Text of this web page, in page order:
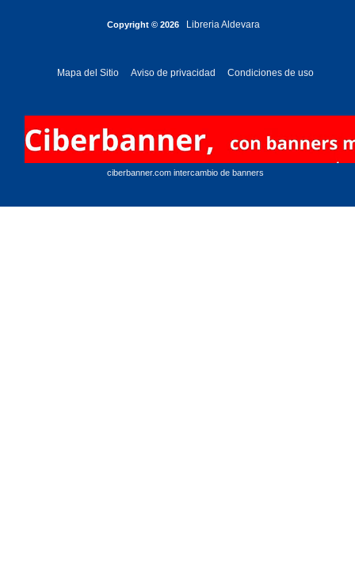
Copyright © 2026 Libreria Aldevara
Mapa del Sitio Aviso de privacidad Condiciones de uso
ciberbanner.com intercambio de banners